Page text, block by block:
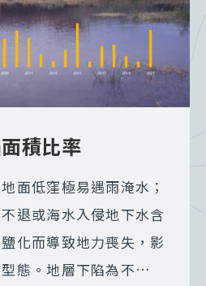
積比率
面低窪極易遇雨淹水；
退或海水入侵地下水含
化而導致地力喪失，影
態。地層下陷為不可逆